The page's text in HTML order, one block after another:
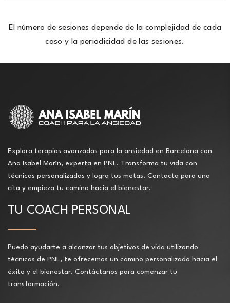
El número de sesiones depende de la complejidad de cada
caso y la periodicidad de las sesiones.
Explora terapias avanzadas para la ansiedad en Barcelona con
Ana Isabel Marín, experta en PNL. Transforma tu vida con
técnicas personalizadas y logra tus metas. Contacta para una
cita y empieza tu camino hacia el bienestar.
TU COACH PERSONAL
Puedo ayudarte a alcanzar tus objetivos de vida utilizando
técnicas de PNL, te ofrecemos un camino personalizado hacia el
éxito y el bienestar. Contáctanos para comenzar tu
transformación.